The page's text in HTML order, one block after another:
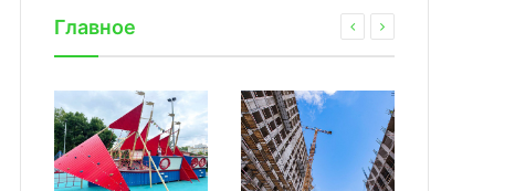
Главное